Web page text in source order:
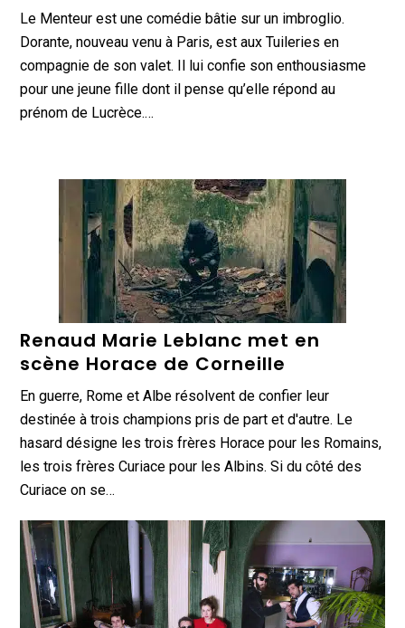
Le Menteur est une comédie bâtie sur un imbroglio.
Dorante, nouveau venu à Paris, est aux Tuileries en
compagnie de son valet. Il lui confie son enthousiasme
pour une jeune fille dont il pense qu’elle répond au
prénom de Lucrèce.…
Renaud Marie Leblanc met en
scène Horace de Corneille
En guerre, Rome et Albe résolvent de confier leur
destinée à trois champions pris de part et d'autre. Le
hasard désigne les trois frères Horace pour les Romains,
les trois frères Curiace pour les Albins. Si du côté des
Curiace on se…